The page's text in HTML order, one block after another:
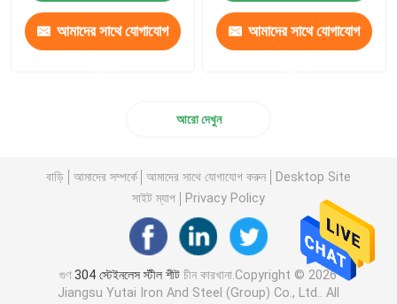
আমাদের সাথে যোগাযোগ আমাদের সাথে যোগাযোগ
আরো দেখুন
বাড়ি আমাদের সম্পর্কে আমাদের সাথে যোগাযোগ করুন
Desktop Site
সাইট ম্যাপ
Privacy Policy
গুণ304 স্টেইনলেস স্টীল শীট চীন কারখানা.Copyright © 2026
Jiangsu Yutai Iron And Steel (Group) Co., Ltd.. All